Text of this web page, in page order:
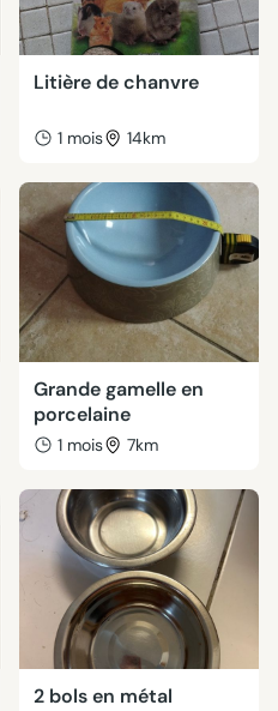
Litière de chanvre
1 mois 14km
Grande gamelle en
porcelaine
1 mois 7km
2 bols en métal